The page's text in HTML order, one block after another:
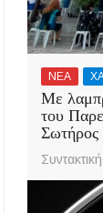
ΝΕΑ
Με
του
Σωτήρος